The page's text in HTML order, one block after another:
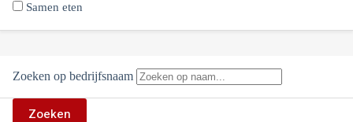
Samen eten
Zoeken op bedrijfsnaam
Zoeken